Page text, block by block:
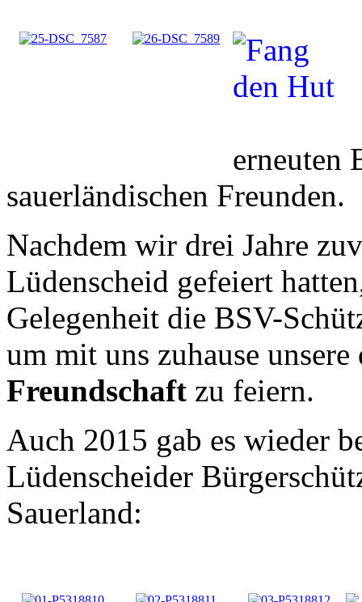
erneuten
sauerländischen Freunden.
Nachdem wir drei Jahre
Lüdenscheid gefeiert
Gelegenheit die BSV-
um mit uns zuhause
Freundschaft zu feiern.
Auch 2015 gab es wieder
Lüdenscheider
Sauerland: